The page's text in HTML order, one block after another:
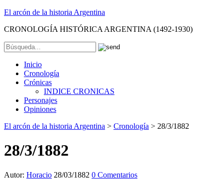
El arcón de la historia Argentina
CRONOLOGÍA HISTÓRICA ARGENTINA (1492-1930)
Inicio
Cronología
Crónicas
INDICE CRONICAS
Personajes
Opiniones
El arcón de la historia Argentina > Cronología > 28/3/1882
28/3/1882
Autor: Horacio 28/03/1882 0 Comentarios